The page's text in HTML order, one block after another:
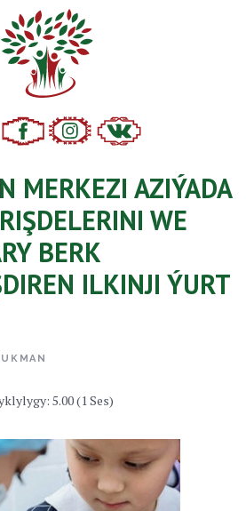
MERKEZI AZIÝADA
WE
BERK
ILKINJI ÝURT
5.00 (1 Ses)